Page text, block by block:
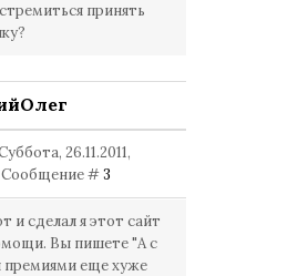
принять
26.11.2011,
Сообщение #3
и сделал я этот сайт
Вы пишете "А с
премиями еще хуже